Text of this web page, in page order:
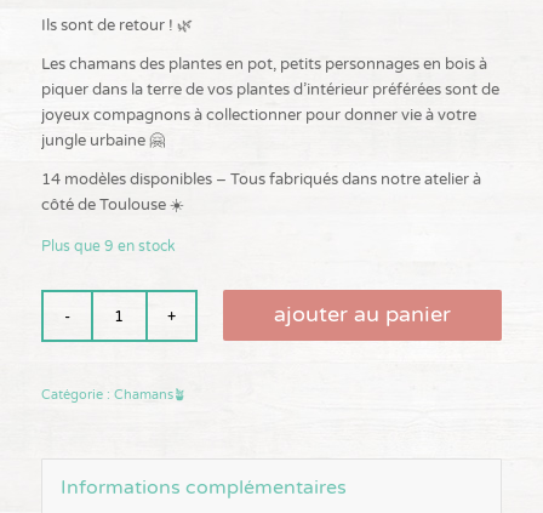
Ils sont de retour ! 🌿
Les chamans des plantes en pot, petits personnages en bois à
piquer dans la terre de vos plantes d’intérieur préférées sont de
joyeux compagnons à collectionner pour donner vie à votre
jungle urbaine 🤗
14 modèles disponibles – Tous fabriqués dans notre atelier à
côté de Toulouse ☀️
Plus que 9 en stock
ajouter au panier
Catégorie : Chamans🪴
Informations complémentaires